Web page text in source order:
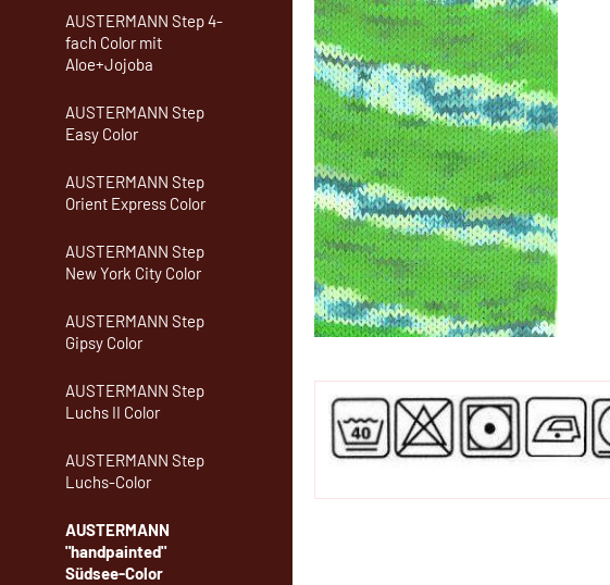
AUSTERMANN Step 4-
fach Color mit
Aloe+Jojoba
AUSTERMANN Step
Easy Color
AUSTERMANN Step
Orient Express Color
AUSTERMANN Step
New York City Color
AUSTERMANN Step
Gipsy Color
AUSTERMANN Step
Luchs II Color
AUSTERMANN Step
Luchs-Color
AUSTERMANN
"handpainted"
Südsee-Color